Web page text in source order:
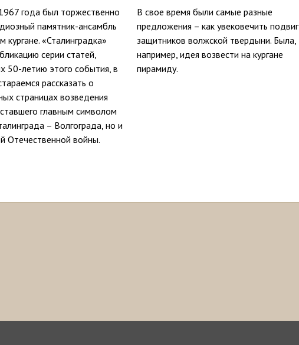
года был торжественно
памятник-ансамбль
«Сталинградка»
серии статей,
50-летию этого события, в
рассказать о
страницах возведения
главным символом
– Волгограда, но и
Отечественной войны.
В свое время были самые разные
предложения – как увековечить подвиг
защитников волжской твердыни. Была,
например, идея возвести на кургане
пирамиду.